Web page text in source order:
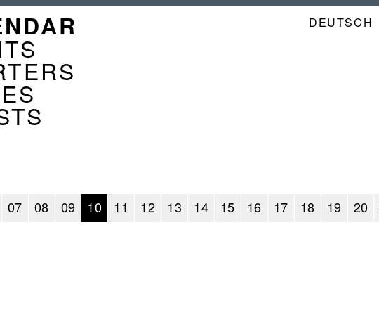
DEUTSCH
07 08 09 10 11 12 13 14 15 16 17 18 19 20